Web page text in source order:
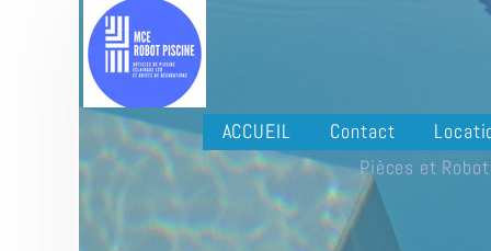
ACCUEIL Contact
Pièces et